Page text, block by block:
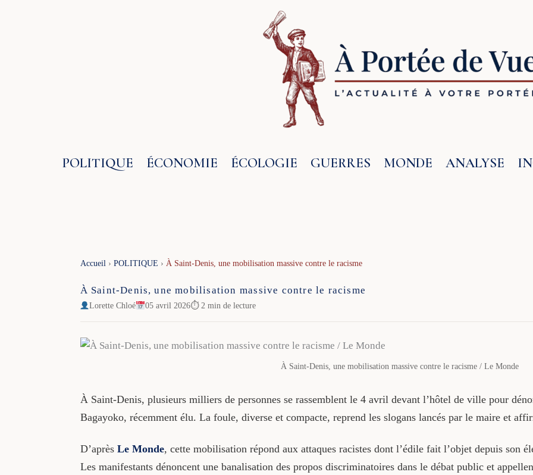
POLITIQUE ÉCONOMIE ÉCOLOGIE GUERRES MONDE ANALYSE
Accueil › POLITIQUE › À Saint-Denis, une mobilisation massive contre le racisme
À Saint-Denis, une mobilisation massive contre le racisme
Lorette Chloé 05 avril 2026⏱ 2 min de lecture
À Saint-Denis, une mobilisation massive contre le racisme / Le Monde
À Saint-Denis, plusieurs milliers de personnes se rassemblent le 4 avril devant l’hôtel de ville pour
Bagayoko, récemment élu. La foule, diverse et compacte, reprend les slogans lancés par le maire et
D’après Le Monde, cette mobilisation répond aux attaques racistes dont l’édile fait l’objet depuis son
Les manifestants dénoncent une banalisation des propos discriminatoires dans le débat public et